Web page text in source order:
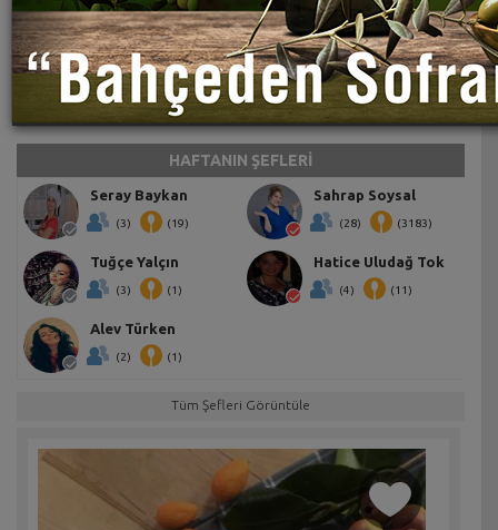
HAFTANIN ŞEFLERİ
Seray Baykan
(3) (19)
Sahrap Soysal
(28) (3183)
Tuğçe Yalçın
(3) (1)
Hatice Uludağ Tok
(4) (11)
Alev Türken
(2) (1)
Tüm Şefleri Görüntüle